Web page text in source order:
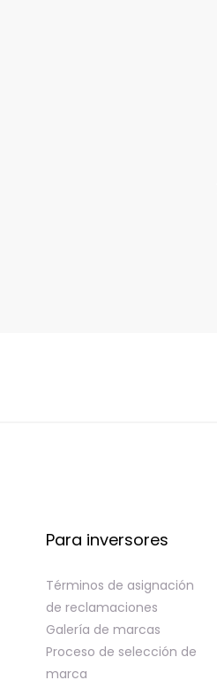
Para inversores
Términos de asignación
de reclamaciones
Galería de marcas
Proceso de selección de
marca